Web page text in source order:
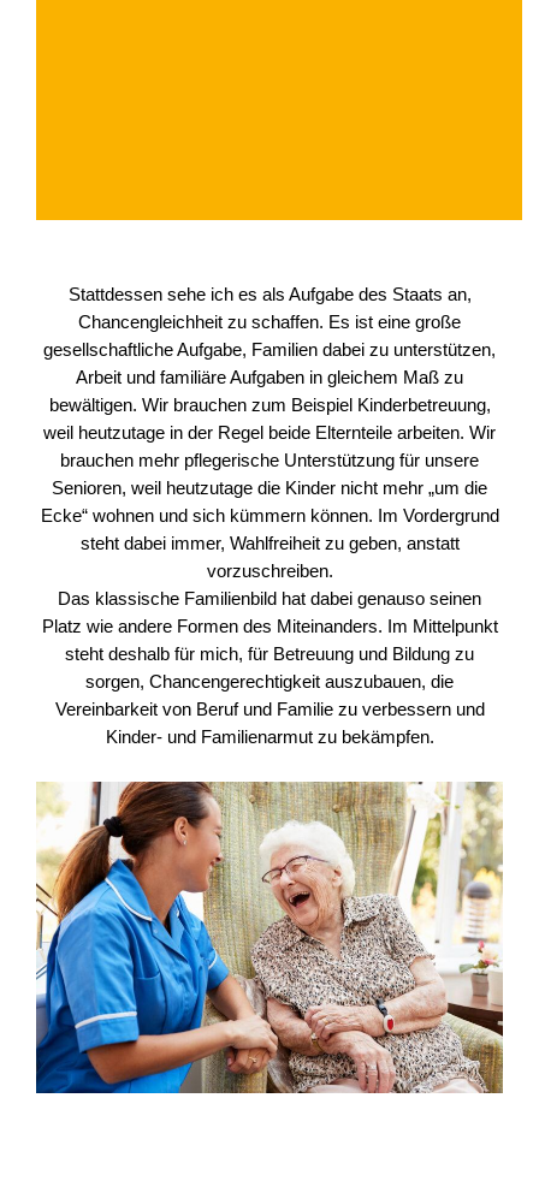
Stattdessen sehe ich es als Aufgabe des Staats an,
Chancengleichheit zu schaffen. Es ist eine große
gesellschaftliche Aufgabe, Familien dabei zu unterstützen,
Arbeit und familiäre Aufgaben in gleichem Maß zu
bewältigen. Wir brauchen zum Beispiel Kinderbetreuung,
weil heutzutage in der Regel beide Elternteile arbeiten. Wir
brauchen mehr pflegerische Unterstützung für unsere
Senioren, weil heutzutage die Kinder nicht mehr „um die
Ecke“ wohnen und sich kümmern können. Im Vordergrund
steht dabei immer, Wahlfreiheit zu geben, anstatt
vorzuschreiben.
Das klassische Familienbild hat dabei genauso seinen
Platz wie andere Formen des Miteinanders. Im Mittelpunkt
steht deshalb für mich, für Betreuung und Bildung zu
sorgen, Chancengerechtigkeit auszubauen, die
Vereinbarkeit von Beruf und Familie zu verbessern und
Kinder- und Familienarmut zu bekämpfen.